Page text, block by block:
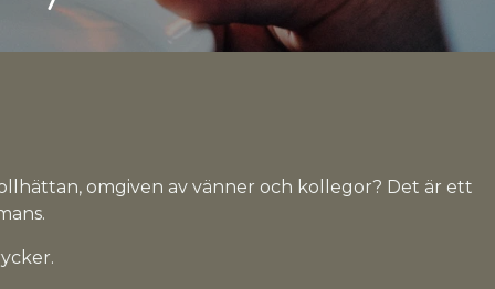
omgiven av vänner och kollegor? Det är ett